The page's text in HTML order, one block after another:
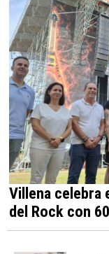
Villena celebra
del Rock con